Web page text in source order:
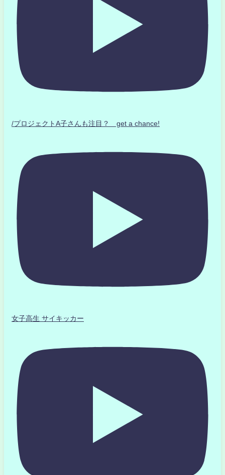
/プロジェクトA子さんも注目？ get a chance!
女子高生 サイキッカー